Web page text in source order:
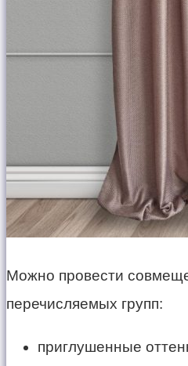
Можно провести
перечисляемых групп:
приглушенные